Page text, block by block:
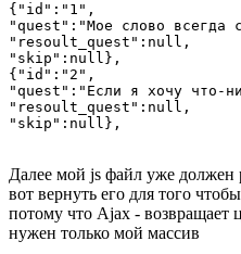
{"id":"1",
"quest":"Мое слово всегда
"resoult_quest":null,
"skip":null},
{"id":"2",
"quest":"Если я хочу что-
"resoult_quest":null,
"skip":null},
Далее мой js файл уже должен
вот вернуть его для того
потому что Ajax - возвращает
нужен только мой массив